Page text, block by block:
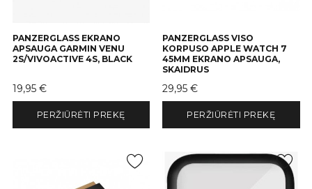
PANZERGLASS EKRANO
APSAUGA GARMIN VENU
2S/VIVOACTIVE 4S, BLACK
Kaina
19,95 €
PERŽIŪRĖTI PREKĘ
PANZERGLASS VISO
KORPUSO APPLE WATCH 7
45MM EKRANO APSAUGA,
SKAIDRUS
Kaina
29,95 €
PERŽIŪRĖTI PREKĘ